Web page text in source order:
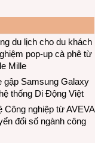
du lịch cho du khách
pop-up cà phê từ
Mille
gập Samsung Galaxy
thống Di Động Việt
Công nghiệp từ AVEVA
đổi số ngành công